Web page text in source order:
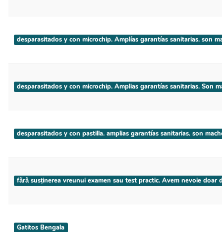
desparasitados y con microchip. Amplías garantías sanitarias. son
desparasitados y con microchip. Amplias garantías sanitarias.
desparasitados y con pastilla. amplias garantías sanitarias. son
fără susținerea vreunui examen sau test practic. Avem nevoie doar
Gatitos Bengala